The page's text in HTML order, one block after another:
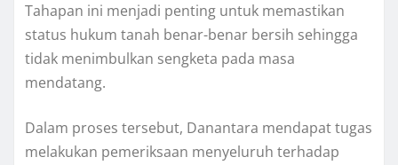
Tahapan ini menjadi penting untuk memastikan
status hukum tanah benar-benar bersih sehingga
tidak menimbulkan sengketa pada masa
mendatang.
Dalam proses tersebut, Danantara mendapat tugas
melakukan pemeriksaan menyeluruh terhadap